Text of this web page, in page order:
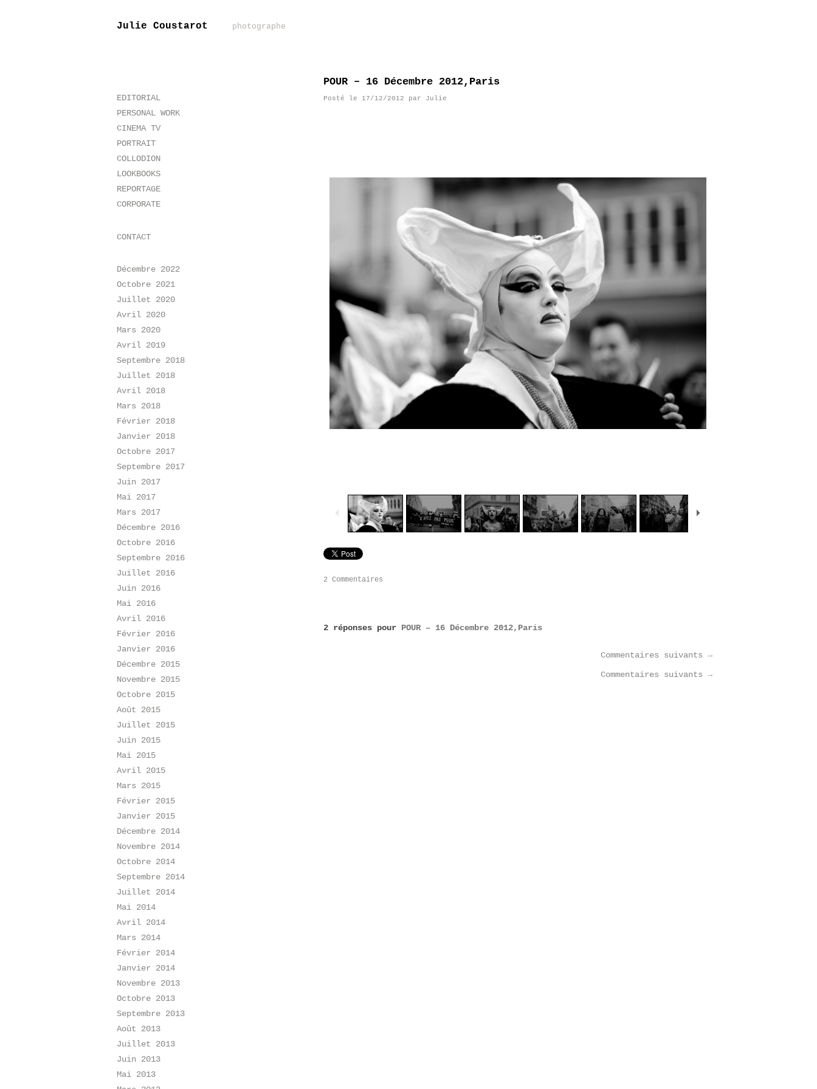
Julie Coustarot photographe
POUR – 16 Décembre 2012,Paris
Posté le 17/12/2012 par Julie
loadercounter
2 Commentaires
2 réponses pour POUR – 16 Décembre 2012,Paris
Commentaires suivants →
Commentaires suivants →
EDITORIAL
PERSONAL WORK
CINEMA TV
PORTRAIT
COLLODION
LOOKBOOKS
REPORTAGE
CORPORATE
CONTACT
Décembre 2022
Octobre 2021
Juillet 2020
Avril 2020
Mars 2020
Avril 2019
Septembre 2018
Juillet 2018
Avril 2018
Mars 2018
Février 2018
Janvier 2018
Octobre 2017
Septembre 2017
Juin 2017
Mai 2017
Mars 2017
Décembre 2016
Octobre 2016
Septembre 2016
Juillet 2016
Juin 2016
Mai 2016
Avril 2016
Février 2016
Janvier 2016
Décembre 2015
Novembre 2015
Octobre 2015
Août 2015
Juillet 2015
Juin 2015
Mai 2015
Avril 2015
Mars 2015
Février 2015
Janvier 2015
Décembre 2014
Novembre 2014
Octobre 2014
Septembre 2014
Juillet 2014
Mai 2014
Avril 2014
Mars 2014
Février 2014
Janvier 2014
Novembre 2013
Octobre 2013
Septembre 2013
Août 2013
Juillet 2013
Juin 2013
Mai 2013